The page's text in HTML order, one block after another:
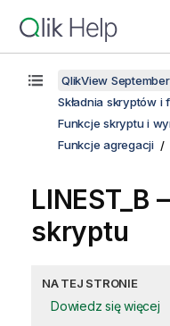
QlikView
Składnia skryptów
Funkcje skryptu i
Funkcje agregacji
skryptu
NA TEJ STRONIE
Dowiedz się więcej